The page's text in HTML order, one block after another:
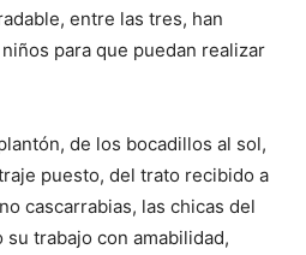
entre las tres, han
para que puedan realizar
de los bocadillos al sol,
puesto, del trato recibido a
cascarrabias, las chicas del
su trabajo con amabilidad,